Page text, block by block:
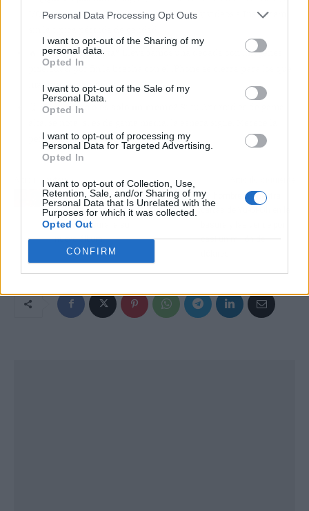
Personal Data Processing Opt Outs
I want to opt-out of the Sharing of my
personal data.
Opted In
I want to opt-out of the Sale of my
Personal Data.
Opted In
I want to opt-out of processing my
Personal Data for Targeted Advertising.
Opted In
I want to opt-out of Collection, Use,
Retention, Sale, and/or Sharing of my
Personal Data that Is Unrelated with the
Purposes for which it was collected.
Opted Out
CONFIRM
I/O que Android 17 permitirá subir fotos y vídeos a Instagram
¿Por qué importa?
Llevábamos una década con imágenes
pixeladas; por fin la brecha con el iPhone se cierra para los que
más crean contenido.
¿Nos afecta o es solo un meme?
pena seguirlo de cerca.
Artículo anterior
El zasca de Chris Brown
a Zara Larsson por
llamar 'basura' a su
nuevo álbum
Un hombre encuentra
casi un millón de